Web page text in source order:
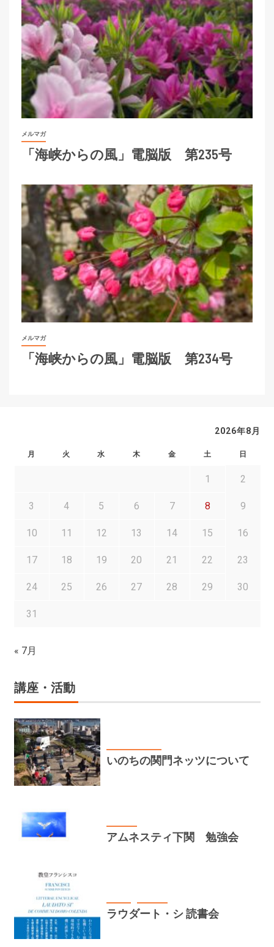
メルマガ
「海峡からの風」電脳版 第235号
メルマガ
「海峡からの風」電脳版 第234号
2026年8月
月 火 水 木 金 土 日
1 2
3 4 5 6 7 8 9
10 11 12 13 14 15 16
17 18 19 20 21 22 23
24 25 26 27 28 29 30
31
« 7月
講座・活動
いのちの関門ネッツについて
アムネスティ下関 勉強会
ラウダート・シ 読書会